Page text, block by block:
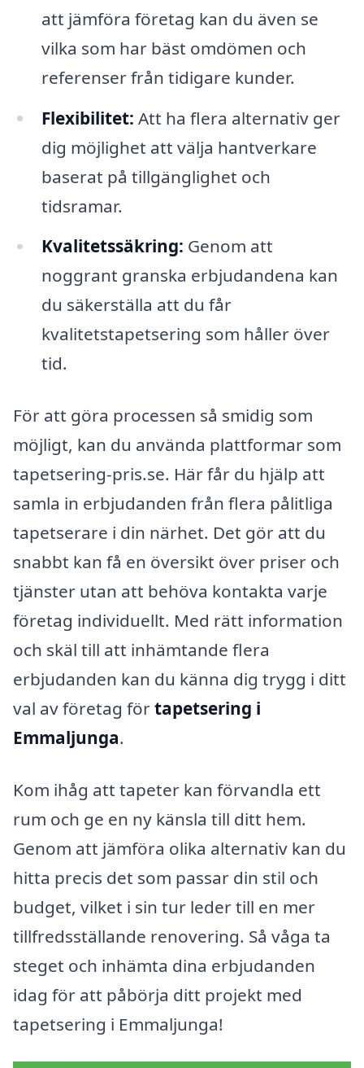
att jämföra företag kan du även se
vilka som har bäst omdömen och
referenser från tidigare kunder.
Flexibilitet: Att ha flera alternativ ger
dig möjlighet att välja hantverkare
baserat på tillgänglighet och
tidsramar.
Kvalitetssäkring: Genom att
noggrant granska erbjudandena kan
du säkerställa att du får
kvalitetstapetsering som håller över
tid.
För att göra processen så smidig som
möjligt, kan du använda plattformar som
tapetsering-pris.se. Här får du hjälp att
samla in erbjudanden från flera pålitliga
tapetserare i din närhet. Det gör att du
snabbt kan få en översikt över priser och
tjänster utan att behöva kontakta varje
företag individuellt. Med rätt information
och skäl till att inhämtande flera
erbjudanden kan du känna dig trygg i ditt
val av företag förtapetsering i
Emmaljunga.
Kom ihåg att tapeter kan förvandla ett
rum och ge en ny känsla till ditt hem.
Genom att jämföra olika alternativ kan du
hitta precis det som passar din stil och
budget, vilket i sin tur leder till en mer
tillfredsställande renovering. Så våga ta
steget och inhämta dina erbjudanden
idag för att påbörja ditt projekt med
tapetsering i Emmaljunga!